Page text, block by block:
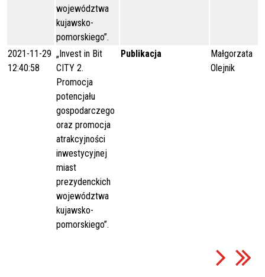
województwa
kujawsko-
pomorskiego”.
2021-11-29
12:40:58
„Invest in Bit
CITY 2.
Promocja
potencjału
gospodarczego
oraz promocja
atrakcyjności
inwestycyjnej
miast
prezydenckich
województwa
kujawsko-
pomorskiego”.
Publikacja
Małgorzata
Olejnik